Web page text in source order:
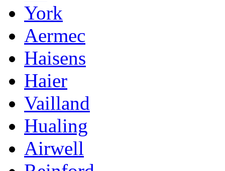
York
Aermec
Haisens
Haier
Vailland
Hualing
Airwell